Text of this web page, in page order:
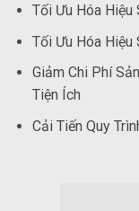
Tối Ưu Hóa Hiệu
Tối Ưu Hóa Hiệu
Giảm Chi Phí
Tiện Ích
Cải Tiến Quy